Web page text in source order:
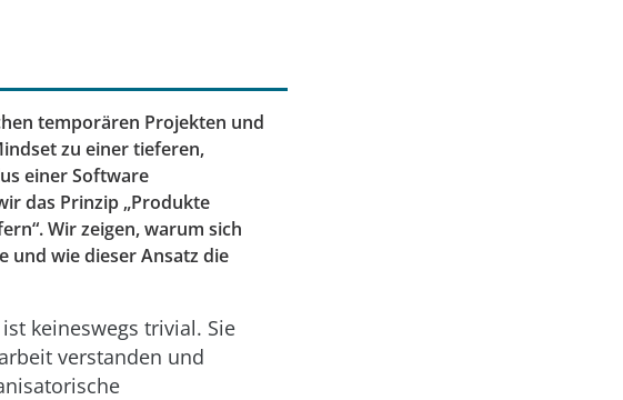
temporären Projekten und
zu einer tieferen,
einer Software
das Prinzip „Produkte
Wir zeigen, warum sich
wie dieser Ansatz die
keineswegs trivial. Sie
verstanden und